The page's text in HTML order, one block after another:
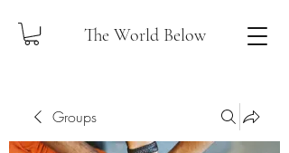
The World Below
Groups